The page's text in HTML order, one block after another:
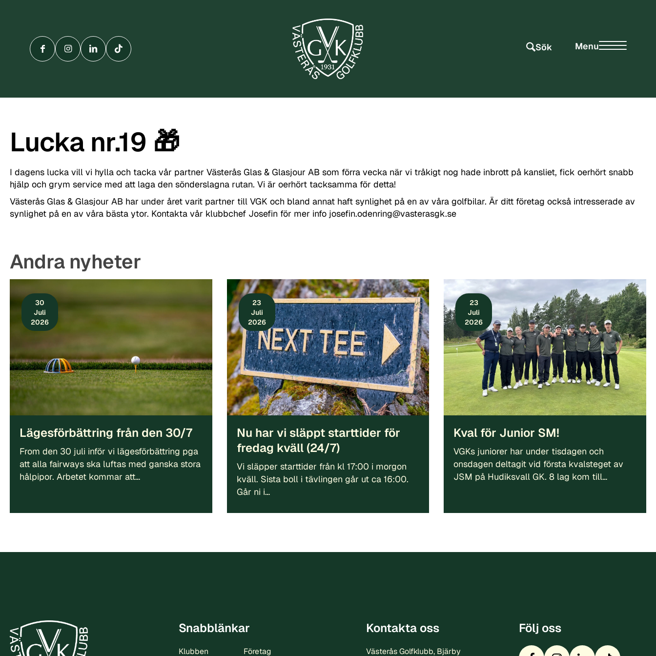
Sök Menu
Lucka nr.19 🎁
I dagens lucka vill vi hylla och tacka vår partner Västerås Glas & Glasjour AB som förra vecka när vi tråkigt nog hade inbrott på kansliet, fick oerhört snabb
hjälp och grym service med att laga den sönderslagna rutan. Vi är oerhört tacksamma för detta!
Västerås Glas & Glasjour AB har under året varit partner till VGK och bland annat haft synlighet på en av våra golfbilar. Är ditt företag också intresserade av
synlighet på en av våra bästa ytor. Kontakta vår klubbchef Josefin för mer info josefin.odenring@vasterasgk.se
Andra nyheter
30
Juli
2026
Lägesförbättring från den 30/7
From den 30 juli inför vi lägesförbättring pga
att alla fairways ska luftas med ganska stora
hålpipor. Arbetet kommar att…
23
Juli
2026
Nu har vi släppt starttider för
fredag kväll (24/7)
Vi släpper starttider från kl 17:00 i morgon
kväll. Sista boll i tävlingen går ut ca 16:00.
Går ni i…
23
Juli
2026
Kval för Junior SM!
VGKs juniorer har under tisdagen och
onsdagen deltagit vid första kvalsteget av
JSM på Hudiksvall GK. 8 lag kom till…
Snabblänkar
Klubben Företag
Kontakta oss
Västerås Golfklubb, Bjärby
Följ oss